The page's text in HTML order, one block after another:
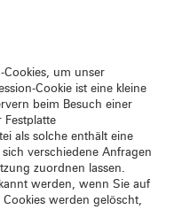
Cookies, um unser
Cookie ist eine kleine
beim Besuch einer
Festplatte
als solche enthält eine
verschiedene Anfragen
zuordnen lassen.
werden, wenn Sie auf
Cookies werden gelöscht,